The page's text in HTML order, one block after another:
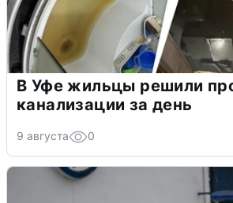
В Уфе жильцы решили
канализации за день
9 августа 0